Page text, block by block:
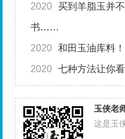
2020 买到羊脂玉并
书……
2020 和田玉油库料！
2020 七种方法让你
玉侠老
这是玉